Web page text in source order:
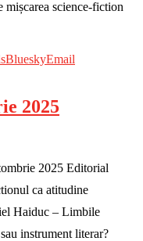
mișcarea science-fiction
BlueskyEmail
2025
2025 Editorial
ca atitudine
Haiduc – Limbile
instrument literar?